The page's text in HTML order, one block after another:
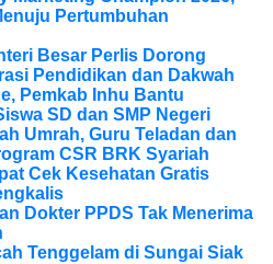
Pertumbuhan
Besar Perlis Dorong
Pendidikan dan Dakwah
Pemkab Inhu Bantu
SD dan SMP Negeri
Umrah, Guru Teladan dan
CSR BRK Syariah
Cek Kesehatan Gratis
Dokter PPDS Tak Menerima
Tenggelam di Sungai Siak